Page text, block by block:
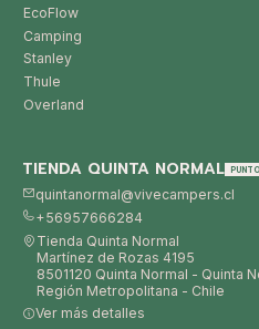
EcoFlow
Camping
Stanley
Thule
Overland
TIENDA QUINTA NORMAL
quintanormal@vivecampers.cl
+56957666284
Tienda Quinta Normal
Martínez de Rozas 4195
8501120 Quinta Normal - Quinta
Región Metropolitana - Chile
Ver más detalles